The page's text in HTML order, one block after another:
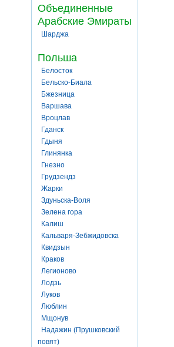
Объединенные
Арабские Эмираты
Шарджа
Польша
Белосток
Бельско-Биала
Бжезница
Варшава
Вроцлав
Гданск
Гдыня
Глинянка
Гнезно
Грудзендз
Жарки
Здуньска-Воля
Зелена гора
Калиш
Кальваря-Зебжидовска
Квидзын
Краков
Легионово
Лодзь
Луков
Люблин
Мщонув
Надажин (Прушковский
повят)